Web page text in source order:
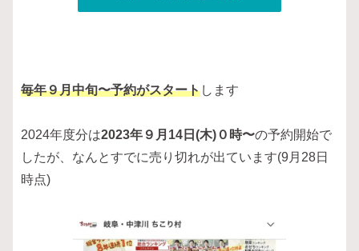
毎年９月中旬〜予約がスタートします
2024年度分は2023年９月14日(木)０時〜の予約開始で
したが、なんとすでに売り切れが出ています(9月28日
時点)